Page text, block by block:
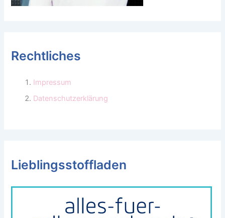
Rechtliches
Impressum
Datenschutzerklärung
Lieblingsstoffladen